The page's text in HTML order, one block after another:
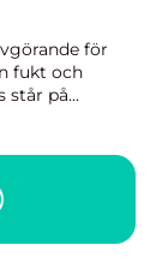
för
fukt och
står på...